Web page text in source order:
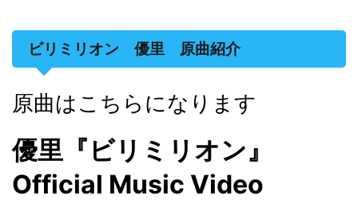
ビリミリオン 優里 原曲紹介
原曲はこちらになります
優里『ビリミリオン』
Official Music Video